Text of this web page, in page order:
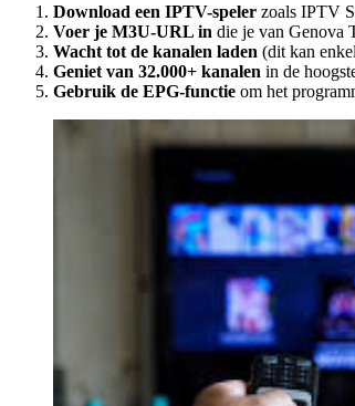
Download een IPTV-speler zoals IPTV
Voer je M3U-URL in die je van Genova
Wacht tot de kanalen laden (dit kan
Geniet van 32.000+ kanalen in de
Gebruik de EPG-functie om het